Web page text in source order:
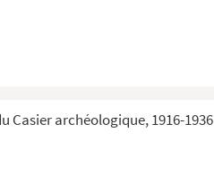
Casier archéologique, 1916-1936